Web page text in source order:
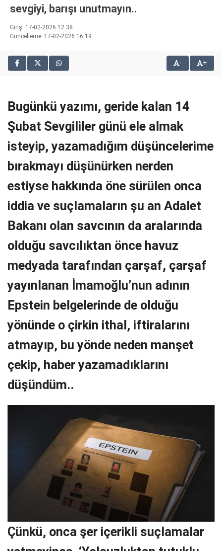
bonusu
siteler
2025
bonusu
veren
giriş
sevgiyi, barışı unutmayın..
Giriş: 17-02-2026 12:38
Güncelleme: 17-02-2026 16:19
- +
Bugünkü yazımı, geride kalan 14
Şubat Sevgililer günü ele almak
isteyip, yazamadığım düşüncelerime
bırakmayı düşünürken nerden
estiyse hakkında öne sürülen onca
iddia ve suçlamaların şu an Adalet
Bakanı olan savcının da aralarında
olduğu savcılıktan önce havuz
medyada tarafından çarşaf, çarşaf
yayınlanan İmamoğlu’nun adının
Epstein belgelerinde de olduğu
yönünde o çirkin ithal, iftiralarını
atmayıp, bu yönde neden manşet
çekip, haber yazamadıklarını
düşündüm..
Çünkü, onca şer içerikli suçlamalar